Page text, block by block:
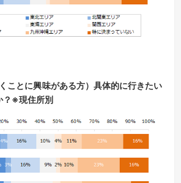
ことに興味がある方）具体的に行きたい
？※現住所別